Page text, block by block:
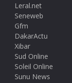
Leral.net
Seneweb
Gfm
DakarActu
Xibar
Sud Online
Soleil Online
Sunu News